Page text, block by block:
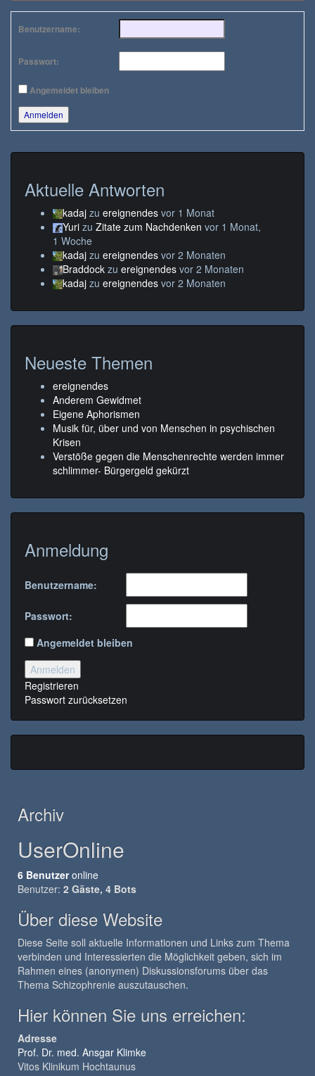
Benutzername:
Passwort:
Angemeldet bleiben
Anmelden
Aktuelle Antworten
kadaj zu ereignendes vor 1 Monat
Yuri zu Zitate zum Nachdenken vor 1 Monat,
1 Woche
kadaj zu ereignendes vor 2 Monaten
Braddock zu ereignendes vor 2 Monaten
kadaj zu ereignendes vor 2 Monaten
Neueste Themen
ereignendes
Anderem Gewidmet
Eigene Aphorismen
Musik für, über und von Menschen in psychischen
Krisen
Verstöße gegen die Menschenrechte werden immer
schlimmer- Bürgergeld gekürzt
Anmeldung
Benutzername:
Passwort:
Angemeldet bleiben
Anmelden
Registrieren
Passwort zurücksetzen
Archiv
UserOnline
6 Benutzeronline
Benutzer: 2 Gäste, 4 Bots
Über diese Website
Diese Seite soll aktuelle Informationen und Links zum Thema
verbinden und Interessierten die Möglichkeit geben, sich im
Rahmen eines (anonymen) Diskussionsforums über das
Thema Schizophrenie auszutauschen.
Hier können Sie uns erreichen:
Adresse
Prof. Dr. med. Ansgar Klimke
Vitos Klinikum Hochtaunus